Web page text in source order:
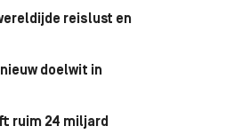
reislust en
doelwit in
ruim 24 miljard